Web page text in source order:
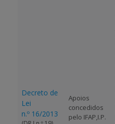
Decreto de
Lei
n.º 16/2013
Apoios
concedidos
pelo IFAP,I.P.